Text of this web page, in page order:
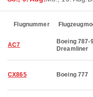
Flugnummer
AC7
Boeing 787-
Dreamliner
CX865 Boeing 777